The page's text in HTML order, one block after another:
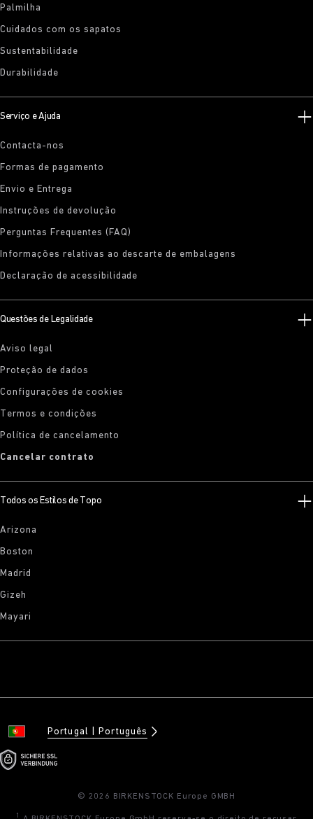
Palmilha
Cuidados com os sapatos
Sustentabilidade
Durabilidade
Serviço e Ajuda
Contacta-nos
Formas de pagamento
Envio e Entrega
Instruções de devolução
Perguntas Frequentes (FAQ)
Informações relativas ao descarte de embalagens
Declaração de acessibilidade
Questões de Legalidade
Aviso legal
Proteção de dados
Configurações de cookies
Termos e condições
Política de cancelamento
Cancelar contrato
Todos os Estilos de Topo
Arizona
Boston
Madrid
Gizeh
Mayari
Portugal Português
© 2026 BIRKENSTOCK Europe GMBH
1